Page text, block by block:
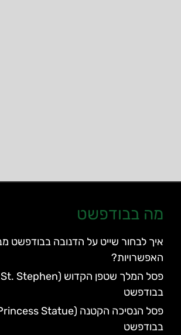
מה בבודפשט
איך לבחור שייט על הדנובה בבודפשט
האפשרויות?
בבודפשט
בבודפשט